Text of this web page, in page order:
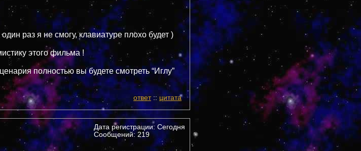
раз я не смогу, клавиатуре плохо будет )
этого фильма !
полностью вы будете смотреть “Иглу”
ответ:: цитата
Дата регистрации: Сегодня
Сообщений: 219